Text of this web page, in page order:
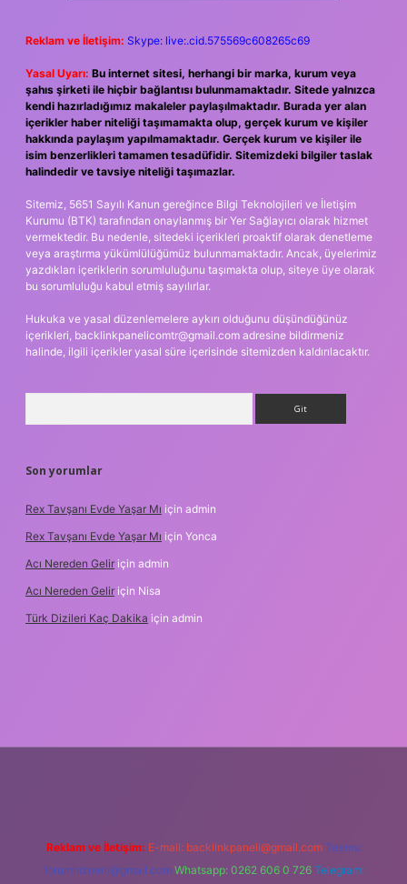
Reklam ve İletişim: Skype: live:.cid.575569c608265c69
Yasal Uyarı: Bu internet sitesi, herhangi bir marka, kurum veya
şahıs şirketi ile hiçbir bağlantısı bulunmamaktadır. Sitede yalnızca
kendi hazırladığımız makaleler paylaşılmaktadır. Burada yer alan
içerikler haber niteliği taşımamakta olup, gerçek kurum ve kişiler
hakkında paylaşım yapılmamaktadır. Gerçek kurum ve kişiler ile
isim benzerlikleri tamamen tesadüfidir. Sitemizdeki bilgiler taslak
halindedir ve tavsiye niteliği taşımazlar.
Sitemiz, 5651 Sayılı Kanun gereğince Bilgi Teknolojileri ve İletişim
Kurumu (BTK) tarafından onaylanmış bir Yer Sağlayıcı olarak hizmet
vermektedir. Bu nedenle, sitedeki içerikleri proaktif olarak denetleme
veya araştırma yükümlülüğümüz bulunmamaktadır. Ancak, üyelerimiz
yazdıkları içeriklerin sorumluluğunu taşımakta olup, siteye üye olarak
bu sorumluluğu kabul etmiş sayılırlar.
Hukuka ve yasal düzenlemelere aykırı olduğunu düşündüğünüz
içerikleri, backlinkpanelicomtr@gmail.com adresine bildirmeniz
halinde, ilgili içerikler yasal süre içerisinde sitemizden kaldırılacaktır.
Son yorumlar
Rex Tavşanı Evde Yaşar Mı için admin
Rex Tavşanı Evde Yaşar Mı için Yonca
Acı Nereden Gelir için admin
Acı Nereden Gelir için Nisa
Türk Dizileri Kaç Dakika için admin
Reklam ve İletişim: E-mail: backlinkpaneli@gmail.com Teams:
forumhizmeti@gmail.com Whatsapp: 0262 606 0 726 Telegram: